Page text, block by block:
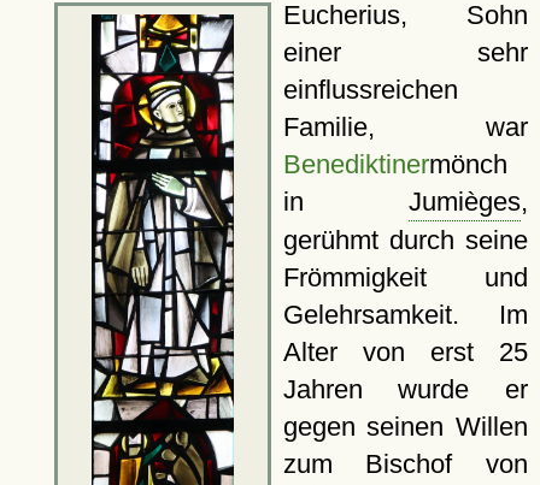
Eucherius, Sohn
einer sehr
einflussreichen
Familie, war
Benediktinermönch
in Jumièges,
gerühmt durch seine
Frömmigkeit und
Gelehrsamkeit. Im
Alter von erst 25
Jahren wurde er
gegen seinen Willen
zum Bischof von